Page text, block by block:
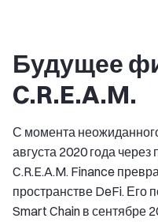
Будущее
C.R.E.A.M.
С момента
августа 2020 года через
C.R.E.A.M. Finance
пространстве DeFi. Его
Smart Chain в сентябре